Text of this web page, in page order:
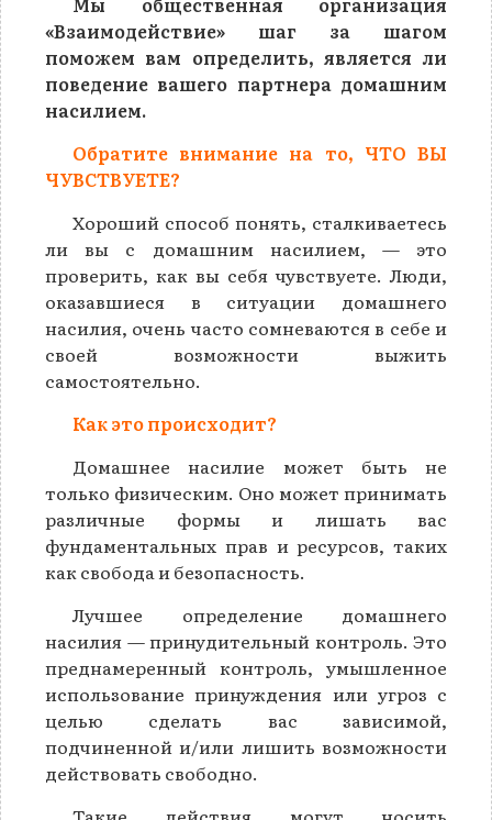
«Взаимодействие» шаг за шагом
поможем вам определить, является ли
поведение вашего партнера домашним
насилием.
Обратите внимание на то, ЧТО ВЫ
ЧУВСТВУЕТЕ?
Хороший способ понять, сталкиваетесь
ли вы с домашним насилием, — это
проверить, как вы себя чувствуете. Люди,
оказавшиеся в ситуации домашнего
насилия, очень часто сомневаются в себе и
своей возможности выжить
самостоятельно.
Как это происходит?
Домашнее насилие может быть не
только физическим. Оно может принимать
различные формы и лишать вас
фундаментальных прав и ресурсов, таких
как свобода и безопасность.
Лучшее определение домашнего
насилия — принудительный контроль. Это
преднамеренный контроль, умышленное
использование принуждения или угроз с
целью сделать вас зависимой,
подчиненной и/или лишить возможности
действовать свободно.